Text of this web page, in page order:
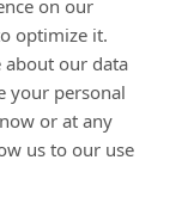
on our
optimize it.
about our data
your personal
or at any
us to our use